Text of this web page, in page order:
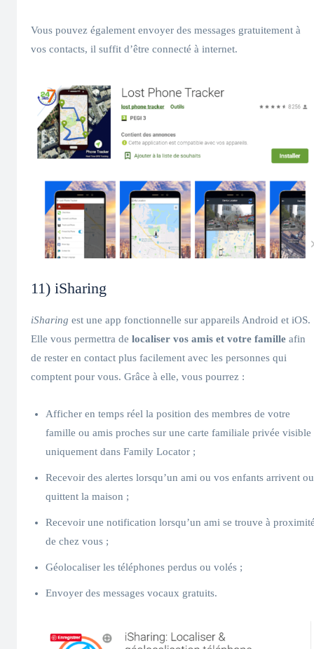
Vous pouvez également envoyer des messages gratuitement à
vos contacts, il suffit d’être connecté à internet.
11) iSharing
iSharing est une app fonctionnelle sur appareils Android et iOS.
Elle vous permettra de localiser vos amis et votre famille afin
de rester en contact plus facilement avec les personnes qui
comptent pour vous. Grâce à elle, vous pourrez :
Afficher en temps réel la position des membres de votre
famille ou amis proches sur une carte familiale privée visible
uniquement dans Family Locator ;
Recevoir des alertes lorsqu’un ami ou vos enfants arrivent ou
quittent la maison ;
Recevoir une notification lorsqu’un ami se trouve à
de chez vous ;
Géolocaliser les téléphones perdus ou volés ;
Envoyer des messages vocaux gratuits.